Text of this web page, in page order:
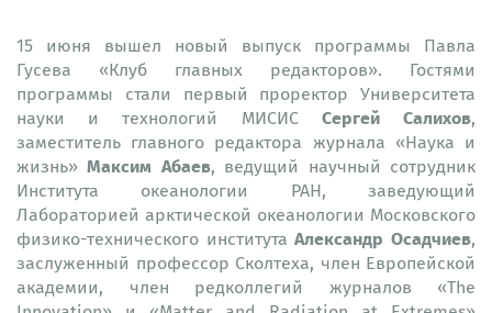
15 июня вышел новый выпуск программы Павла
Гусева «Клуб главных редакторов». Гостями
программы стали первый проректор Университета
науки и технологий МИСИС Сергей Салихов,
заместитель главного редактора журнала «Наука и
жизнь»Максим Абаев, ведущий научный сотрудник
Института океанологии РАН, заведующий
Лабораторией арктической океанологии Московского
физико-технического институтаАлександр Осадчиев,
заслуженный профессор Сколтеха, член Европейской
академии, член редколлегий журналов «The